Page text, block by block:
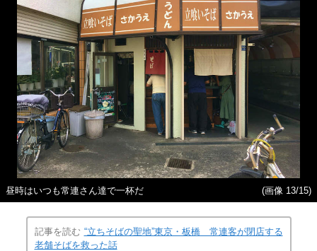
昼時はいつも常連さん達で一杯だ (画像 13/15)
記事を読む “立ちそばの聖地”東京・板橋 常連客が閉店する
老舗そばを救った話